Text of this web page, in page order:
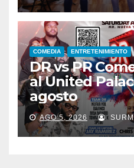
COMEDIA ENTRETENIMIENTO
DR vs PR
al United
agosto
AGO 5, 2026